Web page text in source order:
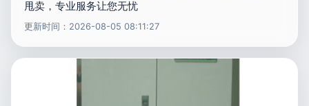
甩卖，专业服务让您无忧
更新时间：2026-08-05 08:11:27